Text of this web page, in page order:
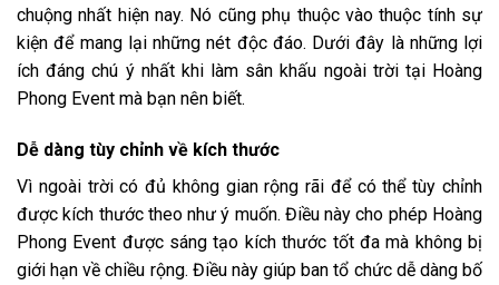
chuộng nhất hiện nay. Nó cũng phụ thuộc vào thuộc tính sự
kiện để mang lại những nét độc đáo. Dưới đây là những lợi
ích đáng chú ý nhất khi làm sân khấu ngoài trời tại Hoàng
Phong Event mà bạn nên biết.
Dễ dàng tùy chỉnh về kích thước
Vì ngoài trời có đủ không gian rộng rãi để có thể tùy chỉnh
được kích thước theo như ý muốn. Điều này cho phép Hoàng
Phong Event được sáng tạo kích thước tốt đa mà không bị
giới hạn về chiều rộng. Điều này giúp ban tổ chức dễ dàng bố